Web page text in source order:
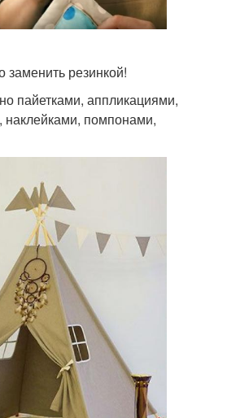
резинкой!
пайетками, аппликациями,
помпонами,